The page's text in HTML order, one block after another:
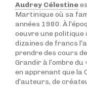
Audrey Célestine
Martinique où sa
années 1980. À
oeuvre une
dizaines de francs
prendre des cours
Grandir à l’ombre du
en apprenant que la
d’auteurs, de